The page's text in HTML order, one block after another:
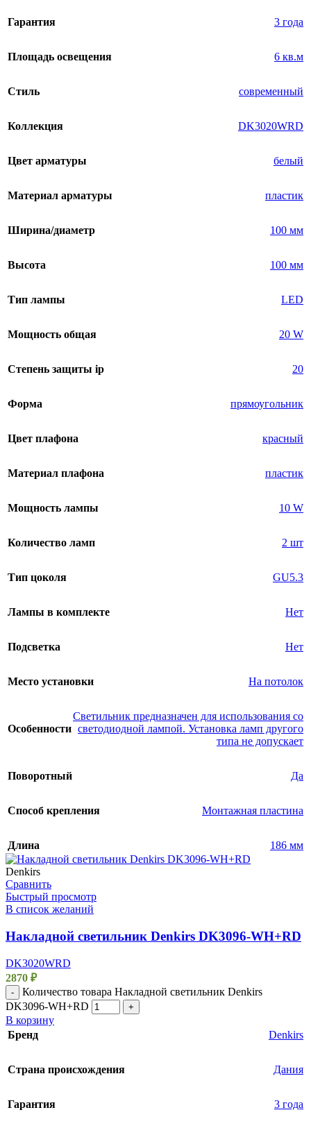
Гарантия 3 года
Площадь освещения 6 кв.м
Стиль современный
Коллекция DK3020WRD
Цвет арматуры белый
Материал арматуры пластик
Ширина/диаметр 100 мм
Высота 100 мм
Тип лампы LED
Мощность общая 20 W
Степень защиты ip 20
Форма прямоугольник
Цвет плафона красный
Материал плафона пластик
Мощность лампы 10 W
Количество ламп 2 шт
Тип цоколя GU5.3
Лампы в комплекте Нет
Подсветка Нет
Место установки На потолок
Особенности
Светильник предназначен для использования со
светодиодной лампой. Установка ламп другого
типа не допускает
Поворотный Да
Способ крепления Монтажная пластина
Длина 186 мм
Denkirs
Сравнить
Быстрый просмотр
В список желаний
Накладной светильник Denkirs DK3096-WH+RD
DK3020WRD
2870 ₽
-
Количество товара Накладной светильник Denkirs
DK3096-WH+RD
+
В корзину
Бренд
Denkirs
Страна происхождения Дания
Гарантия 3 года